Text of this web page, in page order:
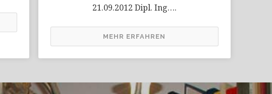
21.09.2012 Dipl. Ing….
MEHR ERFAHREN